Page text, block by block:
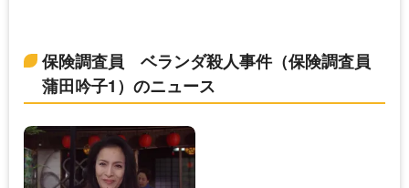
保険調査員 ベランダ殺人事件（保険調査員
蒲田吟子1）のニュース